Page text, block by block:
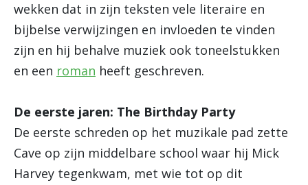
wekken dat in zijn teksten vele literaire en
bijbelse verwijzingen en invloeden te vinden
zijn en hij behalve muziek ook toneelstukken
en een roman heeft geschreven.
De eerste jaren: The Birthday Party
De eerste schreden op het muzikale pad zette
Cave op zijn middelbare school waar hij Mick
Harvey tegenkwam, met wie tot op dit